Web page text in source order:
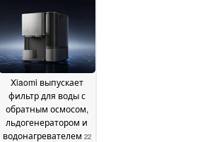
Xiaomi выпускает
фильтр для воды с
обратным осмосом,
льдогенератором и
водонагревателем 22